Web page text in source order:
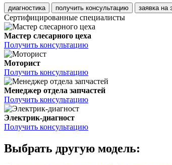
диагностика получить консультацию
Сертифицированные специалисты
Мастер слесарного цеха
Получить консультацию
Моторист
Получить консультацию
Менеджер отдела запчастей
Получить консультацию
Электрик-диагност
Получить консультацию
Выбрать другую модель: